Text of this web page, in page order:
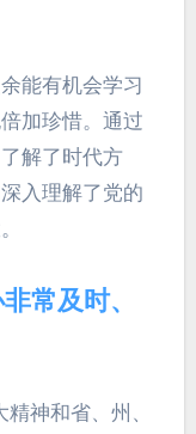
能有机会学习
加珍惜。通过
解了时代方
入理解了党的
常及时、
神和省、州、